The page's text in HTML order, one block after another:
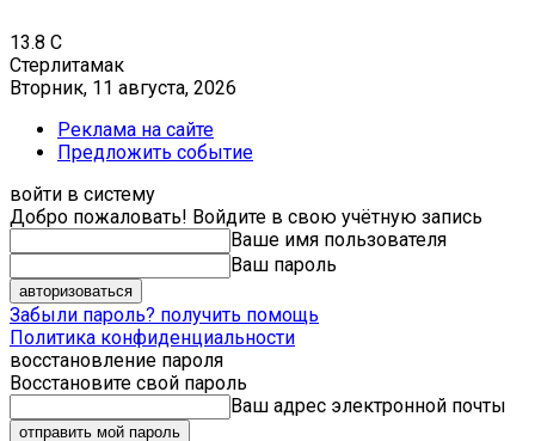
13.8 C
Стерлитамак
Вторник, 11 августа, 2026
Реклама на сайте
Предложить событие
войти в систему
Добро пожаловать! Войдите в свою учётную запись
Ваше имя пользователя
Ваш пароль
Забыли пароль? получить помощь
Политика конфиденциальности
восстановление пароля
Восстановите свой пароль
Ваш адрес электронной почты